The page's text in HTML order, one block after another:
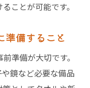
ことが可能です。
準備すること
準備が大切です。
鏡など必要な備品